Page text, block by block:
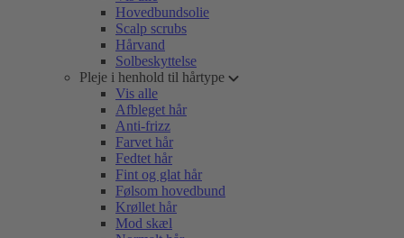
Hovedbundsolie
Scalp scrubs
Hårvand
Solbeskyttelse
Pleje i henhold til hårtype
Vis alle
Afbleget hår
Anti-frizz
Farvet hår
Fedtet hår
Fint og glat hår
Følsom hovedbund
Krøllet hår
Mod skæl